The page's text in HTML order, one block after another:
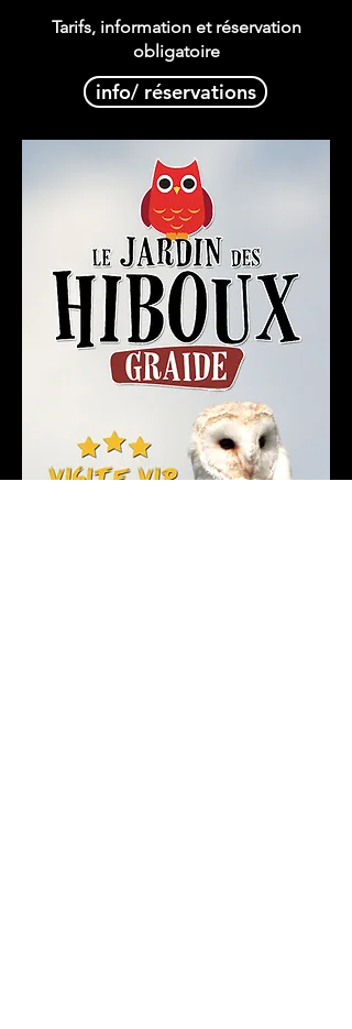
Tarifs, information et réservation
obligatoire
info/ réservations